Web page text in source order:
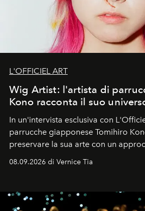
L'OFFICIEL ART
Wig Artist: l'artista di
Kono racconta il suo
In un'intervista esclusiva con
parrucche giapponese Tomihiro
preservare la sua arte con un
contemporaneo.
08.09.2026 di Vernice Tia